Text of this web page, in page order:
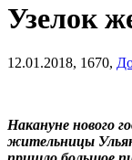
Узелок
12.01.2018, 1670,
Накануне нового
жительницы